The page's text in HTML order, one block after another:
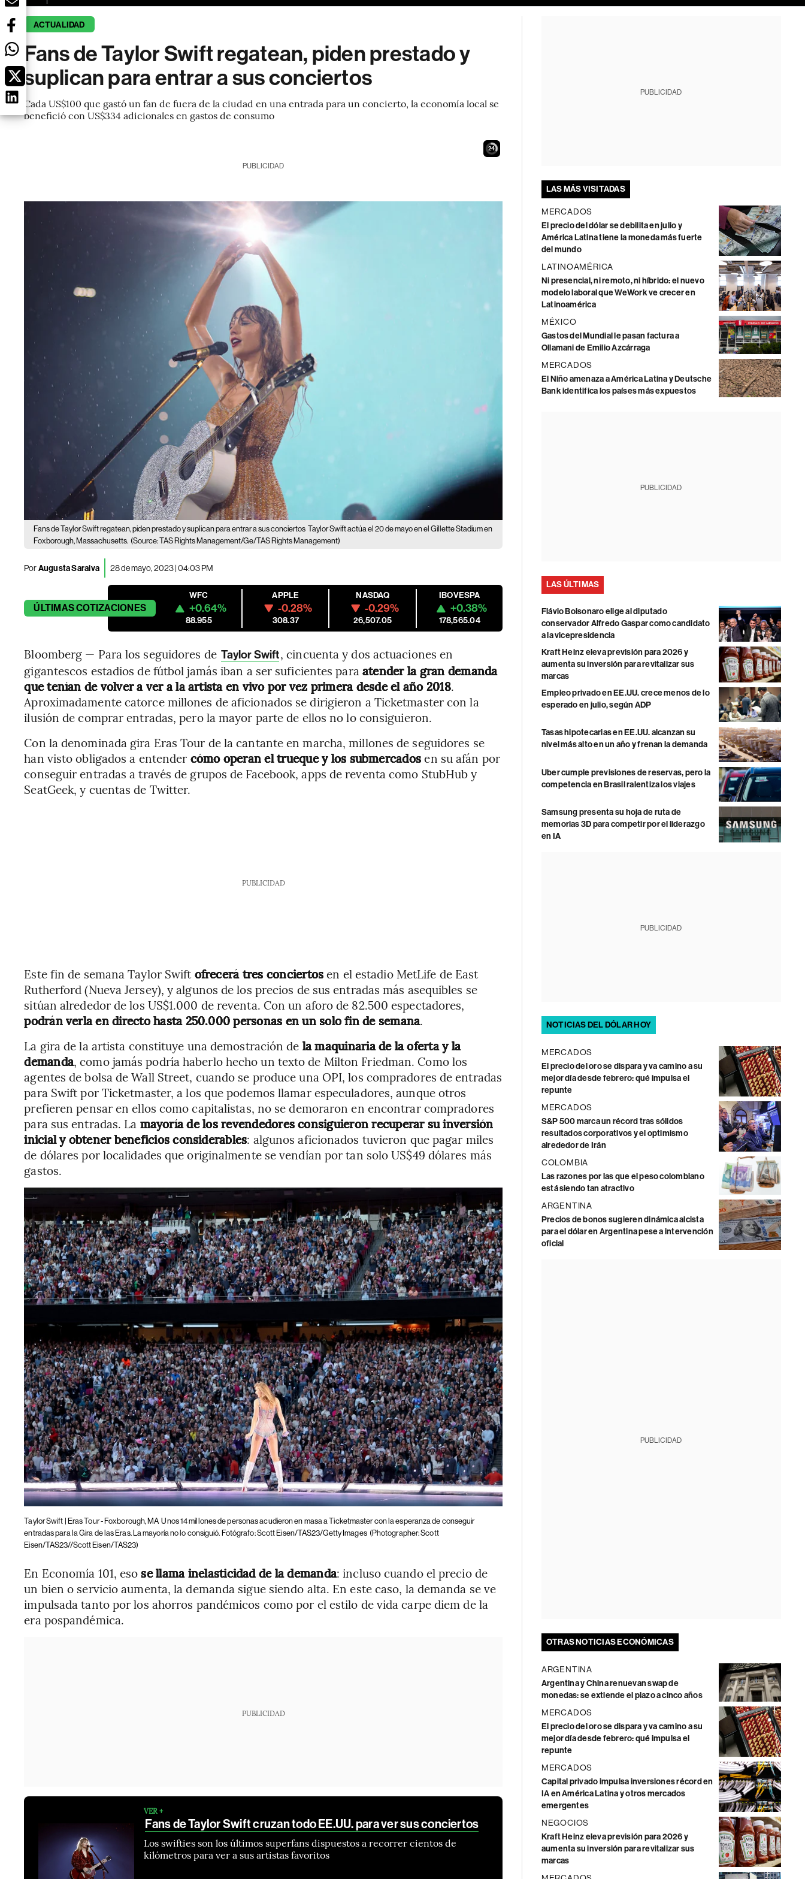
ACTUALIDAD
Fans de Taylor Swift regatean, piden prestado y
suplican para entrar a sus conciertos
Cada US$100 que gastó un fan de fuera de la ciudad en una entrada para un concierto, la economía local se
benefició con US$334 adicionales en gastos de consumo
23
PUBLICIDAD
Fans de Taylor Swift regatean, piden prestado y suplican para entrar a sus conciertos Taylor Swift actúa el 20 de mayo en el Gillette Stadium en
Foxborough, Massachusetts. (Source: TAS Rights Management/Ge/TAS Rights Management)
PorAugusta Saraiva 28 de mayo, 2023 | 04:03 PM
ÚLTIMASCOTIZACIONES
WFC
+0.64%
88.955
APPLE
-0.28%
308.37
NASDAQ
-0.29%
26,507.05
IBOVESPA
+0.38%
178,565.04
Bloomberg — Para los seguidores de Taylor Swift, cincuenta y dos actuaciones en
gigantescos estadios de fútbol jamás iban a ser suficientes para atender la gran demanda
que tenían de volver a ver a la artista en vivo por vez primera desde el año 2018.
Aproximadamente catorce millones de aficionados se dirigieron a Ticketmaster con la
ilusión de comprar entradas, pero la mayor parte de ellos no lo consiguieron.
Con la denominada gira Eras Tour de la cantante en marcha, millones de seguidores se
han visto obligados a entender cómo operan el trueque y los submercadosen su afán por
conseguir entradas a través de grupos de Facebook, apps de reventa como StubHub y
SeatGeek, y cuentas de Twitter.
PUBLICIDAD
Este fin de semana Taylor Swift ofrecerá tres conciertosen el estadio MetLife de East
Rutherford (Nueva Jersey), y algunos de los precios de sus entradas más asequibles se
sitúan alrededor de los US$1.000 de reventa. Con un aforo de 82.500 espectadores,
podrán verla en directo hasta 250.000 personas en un solo fin de semana.
La gira de la artista constituye una demostración de la maquinaria de la oferta y la
demanda, como jamás podría haberlo hecho un texto de Milton Friedman. Como los
agentes de bolsa de Wall Street, cuando se produce una OPI, los compradores de entradas
para Swift por Ticketmaster, a los que podemos llamar especuladores, aunque otros
prefieren pensar en ellos como capitalistas, no se demoraron en encontrar compradores
para sus entradas. La mayoría de los revendedores consiguieron recuperar su inversión
inicial y obtener beneficios considerables: algunos aficionados tuvieron que pagar miles
de dólares por localidades que originalmente se vendían por tan solo US$49 dólares más
gastos.
Taylor Swift | Eras Tour - Foxborough, MA Unos 14 millones de personas acudieron en masa a Ticketmaster con la esperanza de conseguir
entradas para la Gira de las Eras. La mayoría no lo consiguió. Fotógrafo: Scott Eisen/TAS23/Getty Images (Photographer: Scott
Eisen/TAS23//Scott Eisen/TAS23)
En Economía 101, eso se llama inelasticidad de la demanda: incluso cuando el precio de
un bien o servicio aumenta, la demanda sigue siendo alta. En este caso, la demanda se ve
impulsada tanto por los ahorros pandémicos como por el estilo de vida carpe diem de la
era pospandémica.
PUBLICIDAD
VER +
Fans de Taylor Swift cruzan todo EE.UU. para ver sus conciertos
Los swifties son los últimos superfans dispuestos a recorrer cientos de
kilómetros para ver a sus artistas favoritos
PUBLICIDAD
LAS MÁS VISITADAS
MERCADOS
El precio del dólar se debilita en julio y
América Latina tiene la moneda más fuerte
del mundo
LATINOAMÉRICA
Ni presencial, ni remoto, ni híbrido: el nuevo
modelo laboral que WeWork ve crecer en
Latinoamérica
MÉXICO
Gastos del Mundial le pasan factura a
Ollamani de Emilio Azcárraga
MERCADOS
El Niño amenaza a América Latina y Deutsche
Bank identifica los países más expuestos
PUBLICIDAD
LAS ÚLTIMAS
Flávio Bolsonaro elige al diputado
conservador Alfredo Gaspar como candidato
a la vicepresidencia
Kraft Heinz eleva previsión para 2026 y
aumenta su inversión para revitalizar sus
marcas
Empleo privado en EE.UU. crece menos de lo
esperado en julio, según ADP
Tasas hipotecarias en EE.UU. alcanzan su
nivel más alto en un año y frenan la demanda
Uber cumple previsiones de reservas, pero la
competencia en Brasil ralentiza los viajes
Samsung presenta su hoja de ruta de
memorias 3D para competir por el liderazgo
en IA
PUBLICIDAD
NOTICIAS DEL DÓLAR HOY
MERCADOS
El precio del oro se dispara y va camino a su
mejor día desde febrero: qué impulsa el
repunte
MERCADOS
S&P 500 marca un récord tras sólidos
resultados corporativos y el optimismo
alrededor de Irán
COLOMBIA
Las razones por las que el peso colombiano
está siendo tan atractivo
ARGENTINA
Precios de bonos sugieren dinámica alcista
para el dólar en Argentina pese a intervención
oficial
PUBLICIDAD
OTRAS NOTICIAS ECONÓMICAS
ARGENTINA
Argentina y China renuevan swap de
monedas: se extiende el plazo a cinco años
MERCADOS
El precio del oro se dispara y va camino a su
mejor día desde febrero: qué impulsa el
repunte
MERCADOS
Capital privado impulsa inversiones récord en
IA en América Latina y otros mercados
emergentes
NEGOCIOS
Kraft Heinz eleva previsión para 2026 y
aumenta su inversión para revitalizar sus
marcas